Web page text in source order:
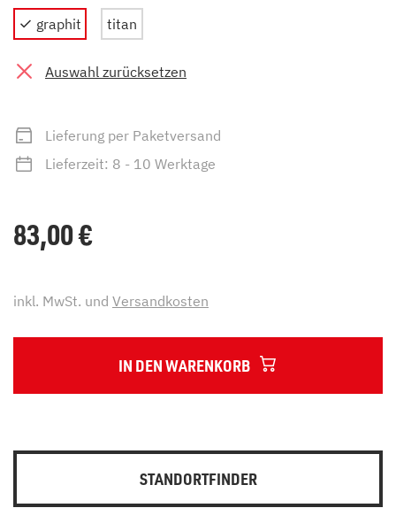
graphit titan
Auswahl zurücksetzen
Lieferung per Paketversand
Lieferzeit: 8 - 10 Werktage
83,00€
inkl. MwSt. und Versandkosten
IN DEN WARENKORB
STANDORTFINDER